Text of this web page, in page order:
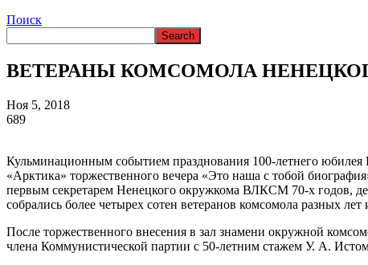
Поиск
ВЕТЕРАНЫ КОМСОМОЛА
Ноя 5, 2018
689
Кульминационным событием празднования 100-летнего
«Арктика» торжественного вечера «Это наша с тобой
первым секретарем Ненецкого окружкома ВЛКСМ 70-х годов,
собрались более четырех сотен ветеранов комсомола разных
После торжественного внесения в зал знамени окружной
члена Коммунистической партии с 50-летним стажем У. А.